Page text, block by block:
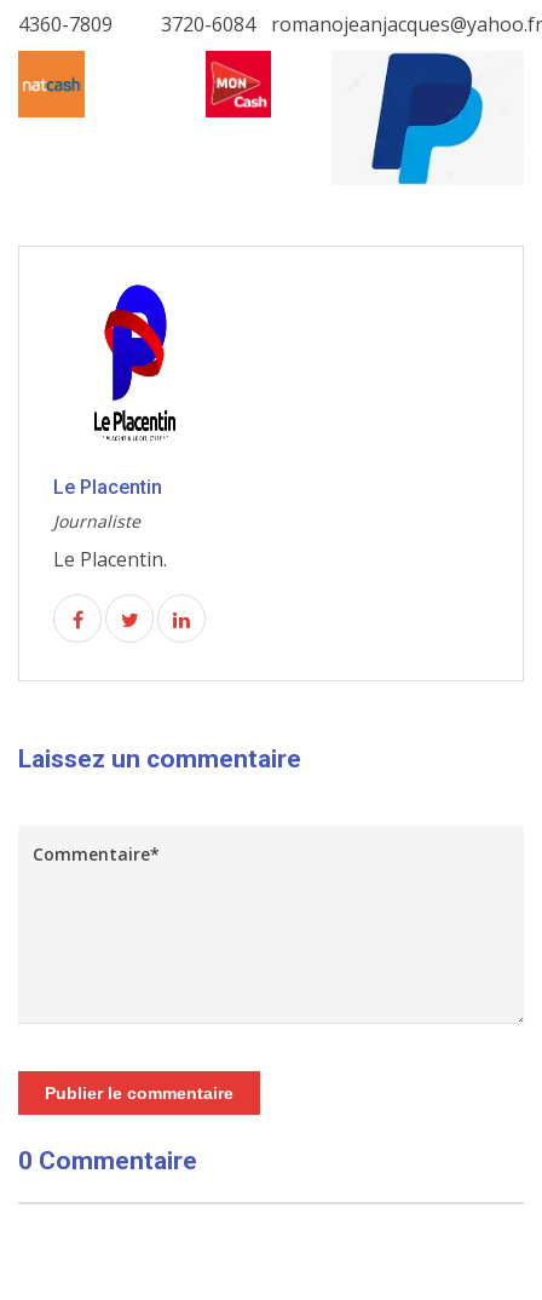
4360-7809 3720-6084 romanojeanjacques@yahoo.fr
Le Placentin
Journaliste
Le Placentin.
Laissez un commentaire
Publier le commentaire
0 Commentaire